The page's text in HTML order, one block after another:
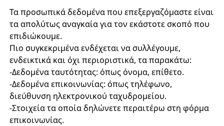
Τα προσωπικά δεδομένα που επεξεργαζόμαστε είναι
τα απολύτως αναγκαία για τον εκάστοτε σκοπό που
επιδιώκουμε.
Πιο συγκεκριμένα ενδέχεται να συλλέγουμε,
ενδεικτικά και όχι περιοριστικά, τα παρακάτω:
-Δεδομένα ταυτότητας: όπως όνομα, επίθετο.
-Δεδομένα επικοινωνίας: όπως τηλέφωνο,
διεύθυνση ηλεκτρονικού ταχυδρομείου.
-Στοιχεία τα οποία δηλώνετε περαιτέρω στη φόρμα
επικοινωνίας.